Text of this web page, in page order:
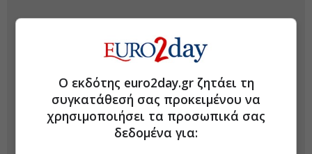
Ο εκδότης euro2day.gr ζητάει τη
συγκατάθεσή σας προκειμένου να
χρησιμοποιήσει τα προσωπικά σας
δεδομένα για: